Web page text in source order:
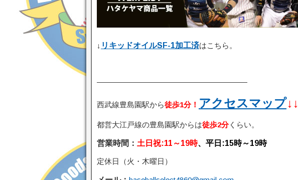
↓ リキッドオイルSF-1加工済はこちら。
————————————————————
西武線豊島園駅から徒歩1分！ アクセスマップ↓↓
都営大江戸線の豊島園駅からは徒歩2分くらい。
営業時間： 土日祝:11～19時、 平日:15時～19時
定休日（火・木曜日）